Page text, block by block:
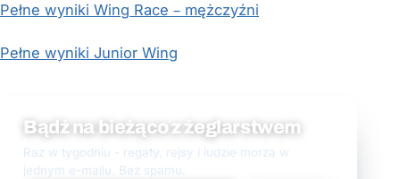
Pełne wyniki Wing Race – mężczyźni
Pełne wyniki Junior Wing
Bądź na bieżąco z żeglarstwem
Raz w tygodniu - regaty, rejsy i ludzie morza w
jednym e-mailu. Bez spamu.